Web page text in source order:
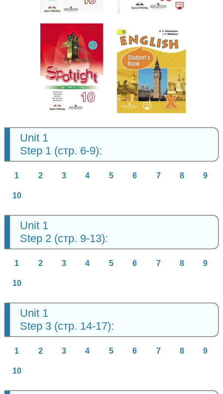
Английский
язык
10 класс
Английский
язык
10 класс
Unit 1
Step 1 (стр. 6-9):
1 2 3 4 5 6 7 8 9
10
Unit 1
Step 2 (стр. 9-13):
1 2 3 4 5 6 7 8 9
10
Unit 1
Step 3 (стр. 14-17):
1 2 3 4 5 6 7 8 9
10